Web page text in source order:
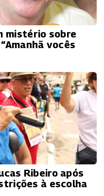
mistério sobre
vocês
Ribeiro após
à escolha